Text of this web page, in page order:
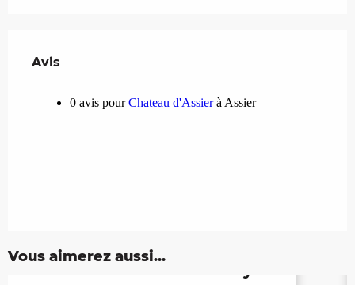
Avis
Avis
Vous aimerez aussi...